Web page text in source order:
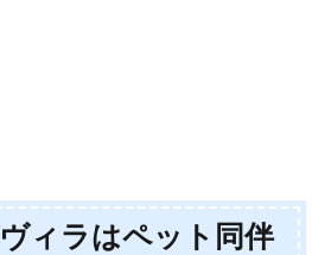
ィラはペット同伴